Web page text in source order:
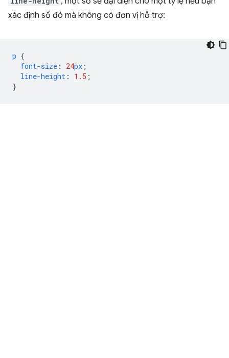
xác định số đó mà không có đơn vị hỗ trợ:
p {
font-size : 24px ;
line-height : 1.5 ;
}